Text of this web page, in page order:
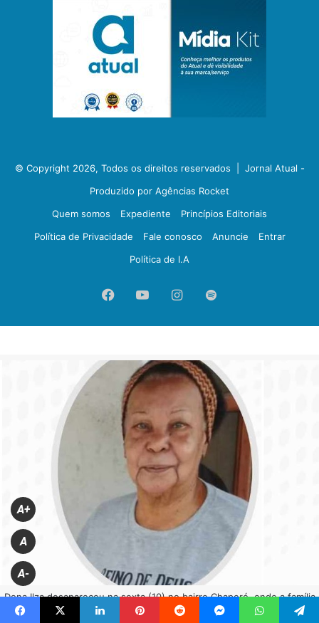
© Copyright 2026, Todos os direitos reservados | Jornal Atual -
Produzido por Agências Rocket
Quem somos
Expediente
Princípios Editoriais
Política de Privacidade
Fale conosco Anuncie
Entrar
Política de I.A
FacebookYouTubeInstagram
Spotify
A+
A
A-
Dona Ilza desapareceu na sexta (10) no bairro Chaperó, onde a família
reside (Reprodução)